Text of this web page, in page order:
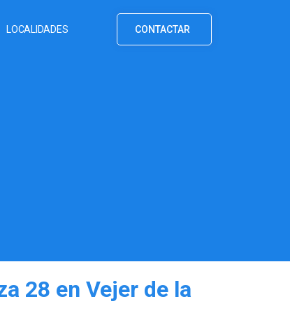
LOCALIDADES CONTACTAR
28 en Vejer de la